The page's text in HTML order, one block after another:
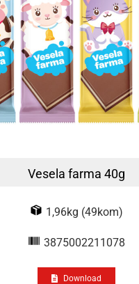
Vesela farma 40g
1,96kg (49kom)
3875002211078
Download